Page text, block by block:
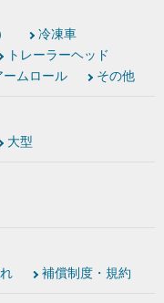
冷凍車
トレーラーヘッド
ームロール その他
大型
補償制度・規約